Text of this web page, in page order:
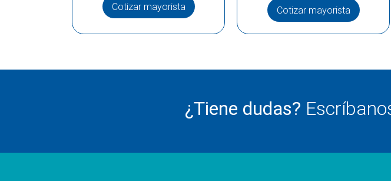
Cotizar mayorista Cotizar mayorista
¿Tiene dudas?